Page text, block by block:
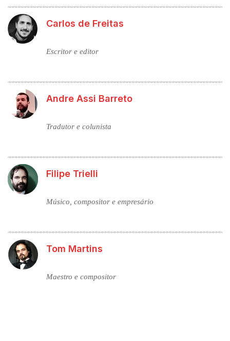
Carlos de Freitas
Escritor e editor
Andre Assi Barreto
Tradutor e colunista
Filipe Trielli
Músico, compositor e empresário
Tom Martins
Maestro e compositor